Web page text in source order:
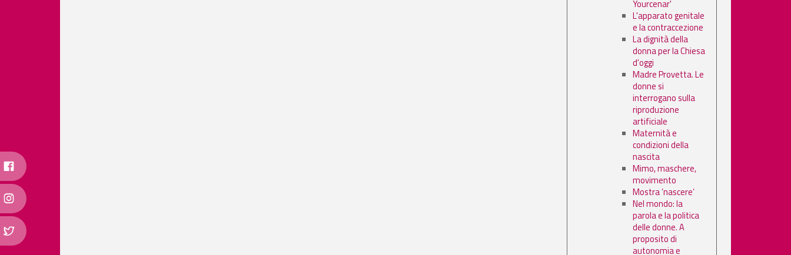
Yourcenar'
L'apparato genitale
e la contraccezione
La dignità della
donna per la Chiesa
d'oggi
Madre Provetta. Le
donne si
interrogano sulla
riproduzione
artificiale
Maternità e
condizioni della
nascita
Mimo, maschere,
movimento
Mostra ’nascere’
Nel mondo: la
parola e la politica
delle donne. A
proposito di
autonomia e